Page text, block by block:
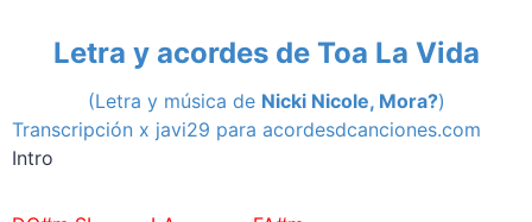
Letra y acordes de Toa La Vida
(Letra y música de Nicki Nicole, Mora?)
Transcripción x javi29 para acordesdcanciones.com
Intro